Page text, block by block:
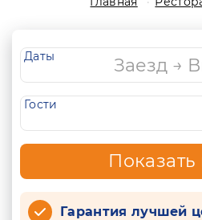
Даты
Гости
Гарантия лучшей